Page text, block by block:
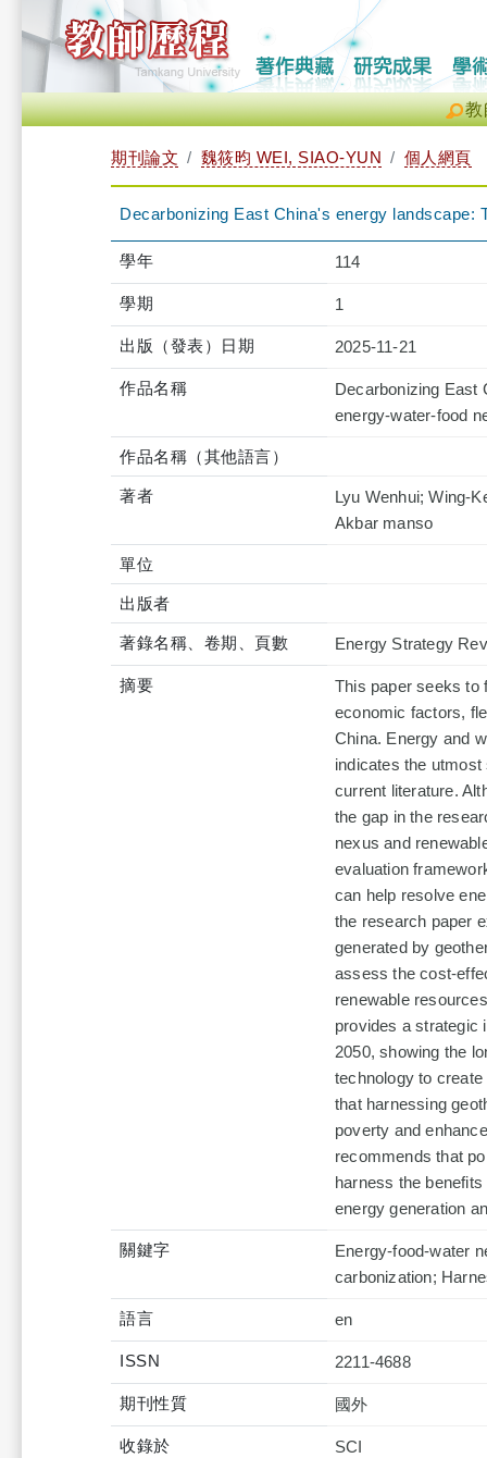
教
期刊論文 魏筱昀 WEI, SIAO-YUN 個人網頁
Decarbonizing East China's energy landscape:
學年 114
學期 1
出版（發表）日期 2025-11-21
作品名稱
Decarbonizing East
energy-water-food
作品名稱（其他語言）
著者
Lyu Wenhui; Wing-
Akbar manso
單位
出版者
著錄名稱、卷期、頁數 Energy Strategy
摘要
This paper seeks to
economic factors,
China. Energy and
indicates the
current literature.
the gap in the
nexus and
evaluation
can help resolve
the research paper
generated by
assess the cost-
renewable
provides a strategic
2050, showing the
technology to
that harnessing
poverty and
recommends that
harness the
energy generation
關鍵字
Energy-food-water
carbonization;
語言 en
ISSN 2211-4688
期刊性質 國外
收錄於
SCI